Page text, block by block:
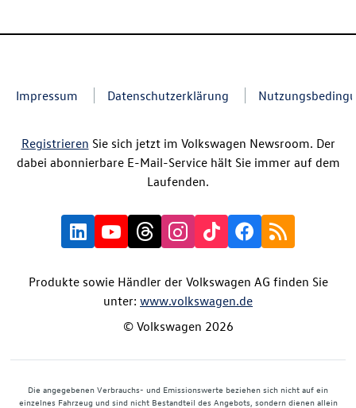
Impressum Datenschutzerklärung
Registrieren Sie sich jetzt im Volkswagen Newsroom. Der
dabei abonnierbare E-Mail-Service hält Sie immer auf dem
Laufenden.
Produkte sowie Händler der Volkswagen AG finden Sie
unter: www.volkswagen.de
© Volkswagen 2026
Die angegebenen Verbrauchs- und Emissionswerte beziehen sich nicht auf ein
einzelnes Fahrzeug und sind nicht Bestandteil des Angebots, sondern dienen allein